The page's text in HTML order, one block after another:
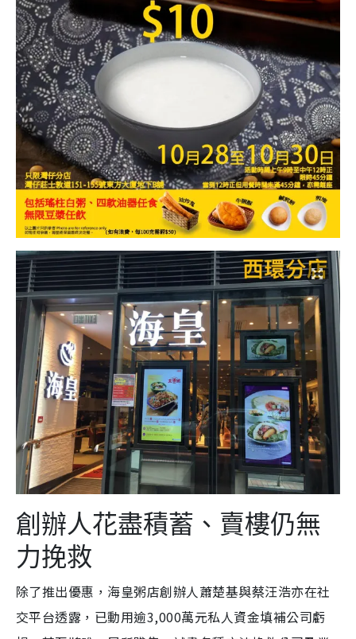
創辦人花盡積蓄、賣樓仍無
力挽救
除了推出優惠，海皇粥店創辦人蕭楚基與蔡汪浩亦在社
交平台透露，已動用逾3,000萬元私人資金填補公司虧